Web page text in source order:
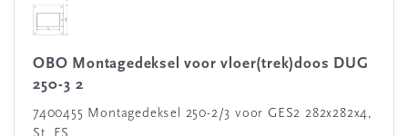
OBO Montagedeksel voor vloer(trek)doos DUG
250-3 2
7400455 Montagedeksel 250-2/3 voor GES2 282x282x4,